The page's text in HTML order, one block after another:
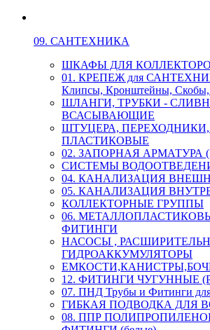
09. САНТЕХНИКА
ШКАФЫ ДЛЯ
01. КРЕПЕЖ для
Клипсы, Кронштейны, Скобы,
ШЛАНГИ, ТРУБКИ -
ВСАСЫВАЮЩИЕ
ШТУЦЕРА,
ПЛАСТИКОВЫЕ
02. ЗАПОРНАЯ АРМАТУРА
СИСТЕМЫ
04. КАНАЛИЗАЦИЯ
05. КАНАЛИЗАЦИЯ
КОЛЛЕКТОРНЫЕ ГРУППЫ
06.
ФИТИНГИ
НАСОСЫ ,
ГИДРОАККУМУЛЯТОРЫ
12. ФИТИНГИ ЧУГУННЫЕ
07. ПНД Трубы и Фитинги для
ГИБКАЯ ПОДВОДКА ДЛЯ
08. ППР